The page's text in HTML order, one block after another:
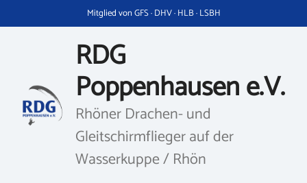
Inhalt
Mitglied von GFS · DHV · HLB · LSBH
RDG
Poppenhausen e.V.
Rhöner Drachen- und
Gleitschirmflieger auf der
Wasserkuppe / Rhön